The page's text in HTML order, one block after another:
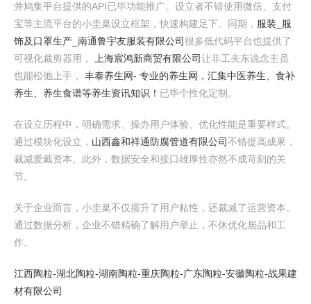
并鸠集平台提供的API已毕功能推广。设立者不错使用微信、支付
宝等主流平台的小圭臬设立框架，快速构建足下。同期， 服装_服
饰及口罩生产_南通鲁宇友服装有限公司很多低代码平台也提供了
可视化裁剪器用，
上海宸鸿新商贸有限公司让非工夫东说念主员
也能松弛上手， 丰泰养生网- 专业的养生网，汇集中医养生、食补
养生、养生食谱等养生资讯知识！ 已毕个性化定制。
在设立历程中，明确需求、操办用户体验、优化性能是重要样式。
通过模块化设立， 山西鑫和祥通防腐管道有限公司不错提高成果，
裁减爱戴资本。此外，数据安全和接口雄厚性亦然不成苛刻的关
节。
关于企业而言，小圭臬不仅擢升了用户粘性，还裁减了运营资本。
通过数据分析，企业不错精确了解用户举止，不休优化居品和工
作。
江西陶粒-湖北陶粒-湖南陶粒-重庆陶粒-广东陶粒-安徽陶粒-战果建
材有限公司